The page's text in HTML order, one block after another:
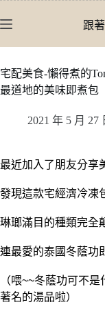
至
內
容
跟
宅配美食-懶得煮的
最道地的美味即煮包
2021 年 5 月 27
最近加入了朋友分享
發現這款宅經濟冷凍
琳瑯滿目的種類完全
連最愛的泰國冬蔭功
（喂~~冬蔭功可不
著名的湯品啦）